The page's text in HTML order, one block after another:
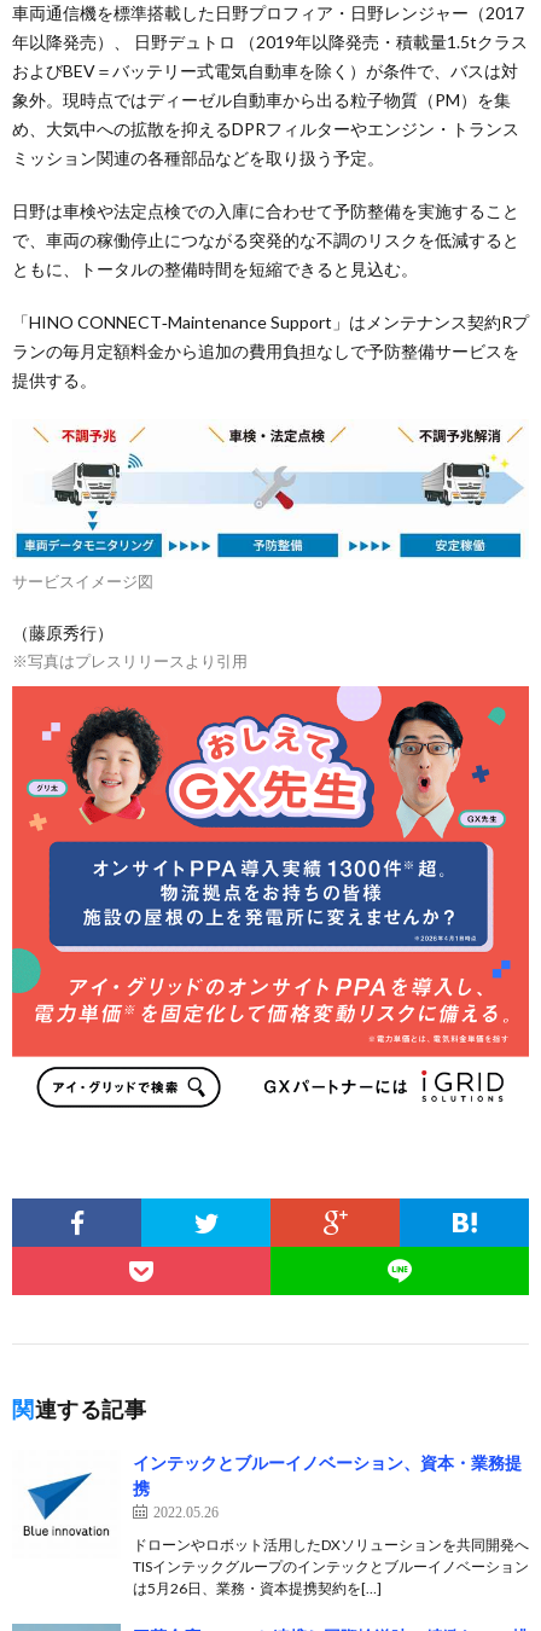
車両通信機を標準搭載した日野プロフィア・日野レンジャー（2017
年以降発売）、 日野デュトロ （2019年以降発売・積載量1.5tクラス
およびBEV＝バッテリー式電気自動車を除く）が条件で、バスは対
象外。現時点ではディーゼル自動車から出る粒子物質（PM）を集
め、大気中への拡散を抑えるDPRフィルターやエンジン・トランス
ミッション関連の各種部品などを取り扱う予定。
日野は車検や法定点検での入庫に合わせて予防整備を実施すること
で、車両の稼働停止につながる突発的な不調のリスクを低減すると
ともに、トータルの整備時間を短縮できると見込む。
「HINO CONNECT‐Maintenance Support」はメンテナンス契約Rプ
ランの毎月定額料金から追加の費用負担なしで予防整備サービスを
提供する。
サービスイメージ図
（藤原秀行）
※写真はプレスリリースより引用
関連する記事
インテックとブルーイノベーション、資本・業務提
携
2022.05.26
ドローンやロボット活用したDXソリューションを共同開発へ
TISインテックグループのインテックとブルーイノベーション
は5月26日、業務・資本提携契約を[…]